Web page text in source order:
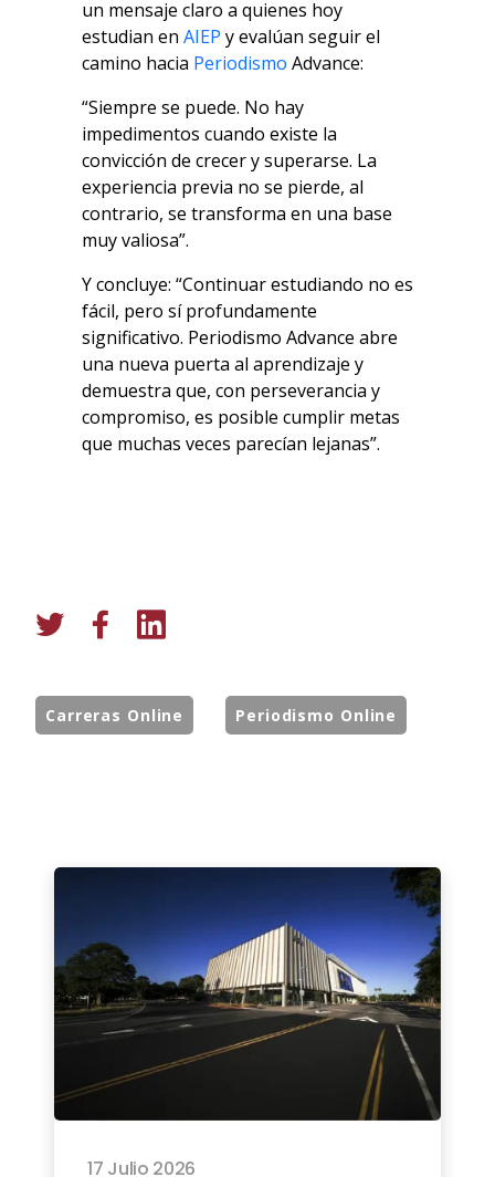
un mensaje claro a quienes hoy
estudian en AIEP y evalúan seguir el
camino hacia Periodismo Advance:
“Siempre se puede. No hay
impedimentos cuando existe la
convicción de crecer y superarse. La
experiencia previa no se pierde, al
contrario, se transforma en una base
muy valiosa”.
Y concluye: “Continuar estudiando no es
fácil, pero sí profundamente
significativo. Periodismo Advance abre
una nueva puerta al aprendizaje y
demuestra que, con perseverancia y
compromiso, es posible cumplir metas
que muchas veces parecían lejanas”.
Carreras Online Periodismo Online
17 Julio 2026